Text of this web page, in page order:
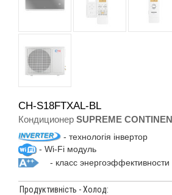
CH-S18FTXAL-BL
Кондиционер SUPREME
- технологія інвертор
- Wi-Fi модуль
- класс энергоэффективности
Продуктивність - Холод: